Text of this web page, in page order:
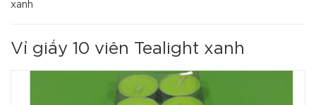
xanh
Vỉ giấy 10 viên Tealight xanh